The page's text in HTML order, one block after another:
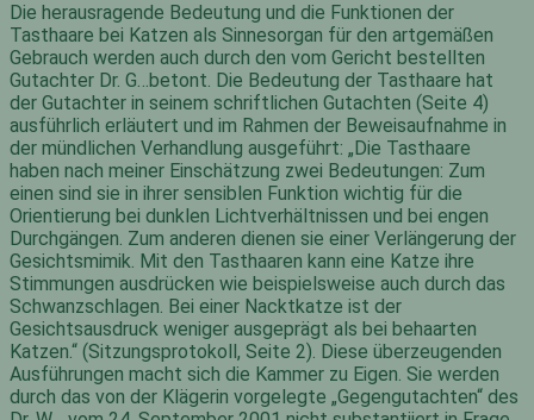
Die herausragende Bedeutung und die Funktionen der
Tasthaare bei Katzen als Sinnesorgan für den artgemäßen
Gebrauch werden auch durch den vom Gericht bestellten
Gutachter Dr. G…betont. Die Bedeutung der Tasthaare hat
der Gutachter in seinem schriftlichen Gutachten (Seite 4)
ausführlich erläutert und im Rahmen der Beweisaufnahme in
der mündlichen Verhandlung ausgeführt: „Die Tasthaare
haben nach meiner Einschätzung zwei Bedeutungen: Zum
einen sind sie in ihrer sensiblen Funktion wichtig für die
Orientierung bei dunklen Lichtverhältnissen und bei engen
Durchgängen. Zum anderen dienen sie einer Verlängerung der
Gesichtsmimik. Mit den Tasthaaren kann eine Katze ihre
Stimmungen ausdrücken wie beispielsweise auch durch das
Schwanzschlagen. Bei einer Nacktkatze ist der
Gesichtsausdruck weniger ausgeprägt als bei behaarten
Katzen.“ (Sitzungsprotokoll, Seite 2). Diese überzeugenden
Ausführungen macht sich die Kammer zu Eigen. Sie werden
durch das von der Klägerin vorgelegte „Gegengutachten“ des